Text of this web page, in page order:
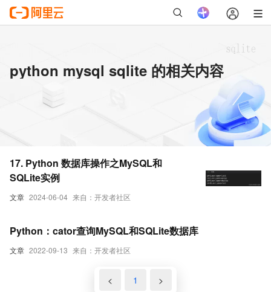
python mysql sqlite 的相关内容
文章 2024-06-04 来自：开发者社区
17. Python 数据库操作之MySQL和
SQLite实例
文章 2022-09-13 来自：开发者社区
Python：cator查询MySQL和SQLite数据库
< 1 >